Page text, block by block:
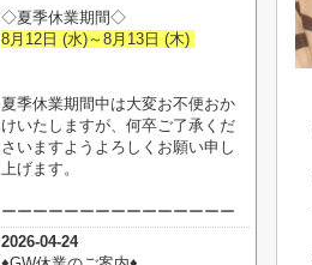
◇夏季休業期間◇
8月12日 (水)～8月13日 (木)
夏季休業期間中は大変お不便おか
けいたしますが、何卒ご了承くだ
さいますようよろしくお願い申し
上げます。
ーーーーーーーーーーーーーーー
2026-04-24